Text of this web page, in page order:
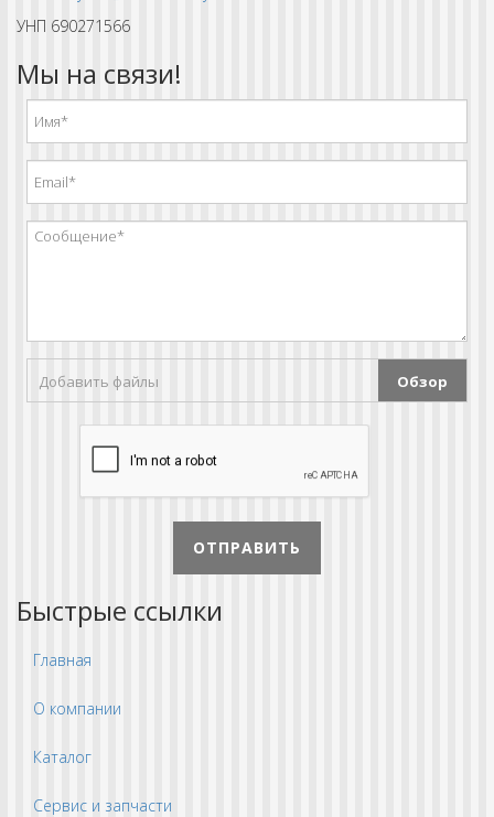
УНП 690271566
Мы на связи!
Добавить файлы Обзор
ОТПРАВИТЬ
Быстрые ссылки
Главная
О компании
Каталог
Сервис и запчасти